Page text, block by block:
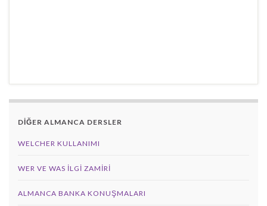
DİĞER ALMANCA DERSLER
WELCHER KULLANIMI
WER VE WAS ILGI ZAMIRI
ALMANCA BANKA KONUŞMALARI